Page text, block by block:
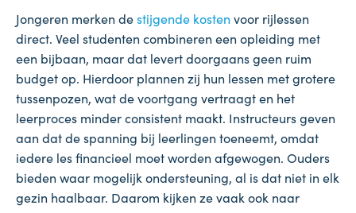
Jongeren merken destijgende kosten voor rijlessen
direct. Veel studenten combineren een opleiding met
een bijbaan, maar dat levert doorgaans geen ruim
budget op. Hierdoor plannen zij hun lessen met grotere
tussenpozen, wat de voortgang vertraagt en het
leerproces minder consistent maakt. Instructeurs geven
aan dat de spanning bij leerlingen toeneemt, omdat
iedere les financieel moet worden afgewogen. Ouders
bieden waar mogelijk ondersteuning, al is dat niet in elk
gezin haalbaar. Daarom kijken ze vaak ook naar